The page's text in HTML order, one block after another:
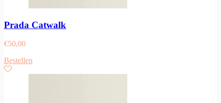
Prada Catwalk
€50,00
Bestellen